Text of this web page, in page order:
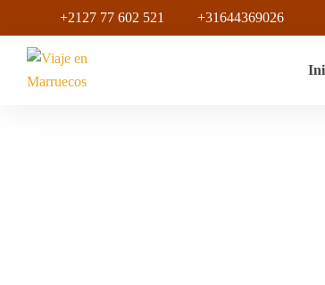
+2127 77 602 521 +31644369026